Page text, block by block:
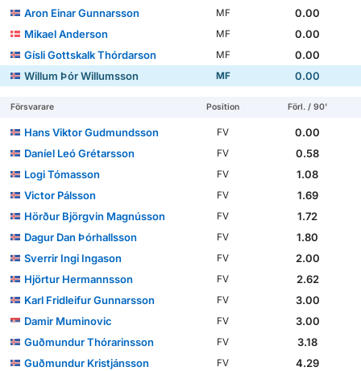
Aron Einar Gunnarsson
MF
0.00
Mikael Anderson
MF
0.00
Gísli Gottskalk Thórdarson
MF
0.00
Willum Þór Willumsson
MF 0.00
Försvarare Position Förl. / 90'
Hans Viktor Gudmundsson FV
0.00
Daníel Leó Grétarsson
FV
0.58
Logi Tómasson
FV
1.08
Victor Pálsson
FV
1.69
Hörður Björgvin Magnússon
FV
1.72
Dag­ur Dan Þór­halls­son
FV
1.80
Sverrir Ingi Ingason
FV
2.00
Hjörtur Hermannsson
FV
2.62
Karl Fridleifur Gunnarsson
FV
3.00
Damir Muminovic
FV
3.00
Guðmundur Thórarinsson
FV
3.18
Guðmundur Kristjánsson
FV
4.29